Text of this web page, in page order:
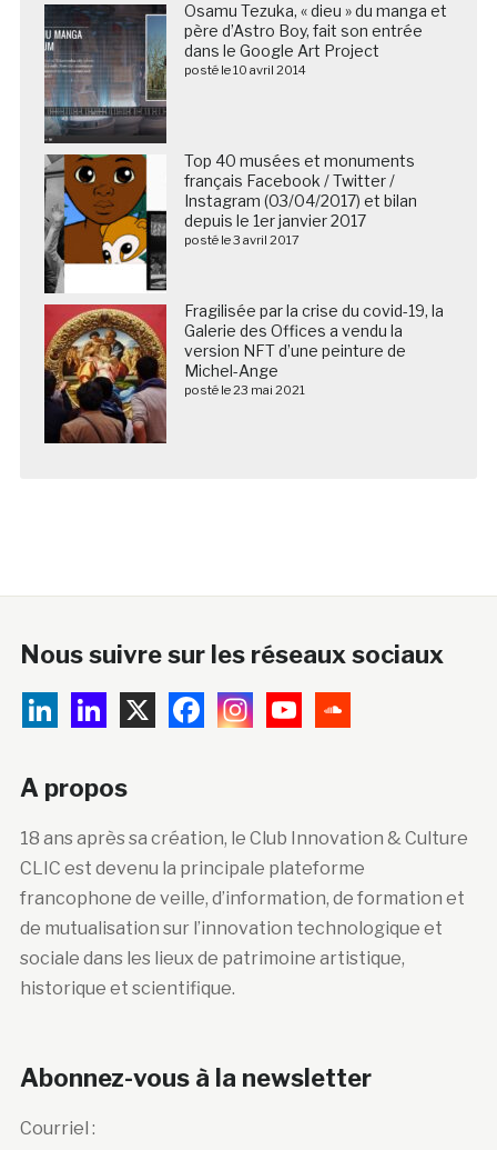
Osamu Tezuka, « dieu » du manga et
père d’Astro Boy, fait son entrée
dans le Google Art Project
posté le 10 avril 2014
Top 40 musées et monuments
français Facebook / Twitter /
Instagram (03/04/2017) et bilan
depuis le 1er janvier 2017
posté le 3 avril 2017
Fragilisée par la crise du covid-19, la
Galerie des Offices a vendu la
version NFT d’une peinture de
Michel-Ange
posté le 23 mai 2021
Nous suivre sur les réseaux sociaux
A propos
18 ans après sa création, le Club Innovation & Culture
CLIC est devenu la principale plateforme
francophone de veille, d’information, de formation et
de mutualisation sur l’innovation technologique et
sociale dans les lieux de patrimoine artistique,
historique et scientifique.
Abonnez-vous à la newsletter
Courriel :